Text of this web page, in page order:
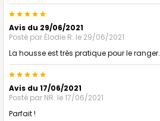
5
Avis du 29/06/2021
Posté par Élodie R. le 29/06/2021
La housse est très pratique pour le ranger.
5
Avis du 17/06/2021
Posté par NR. le 17/06/2021
Parfait !